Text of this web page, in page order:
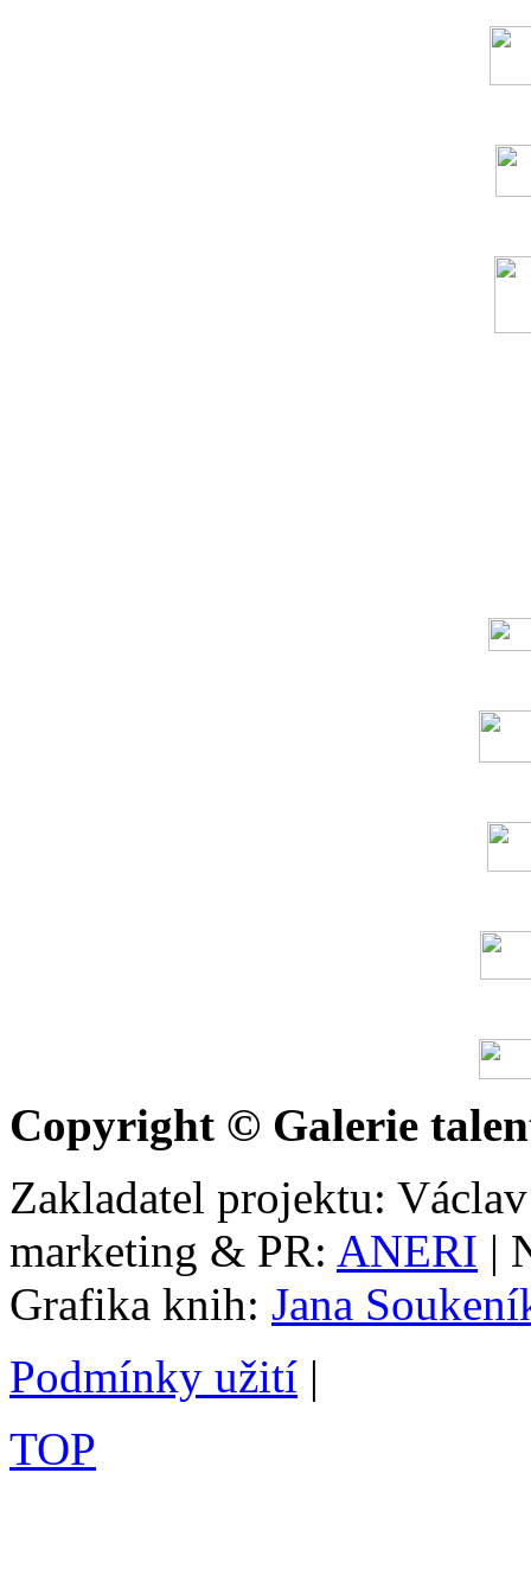
Copyright © Galerie
Zakladatel projektu:
marketing & PR: ANERI |
Grafika knih: Jana
Podmínky užití |
TOP